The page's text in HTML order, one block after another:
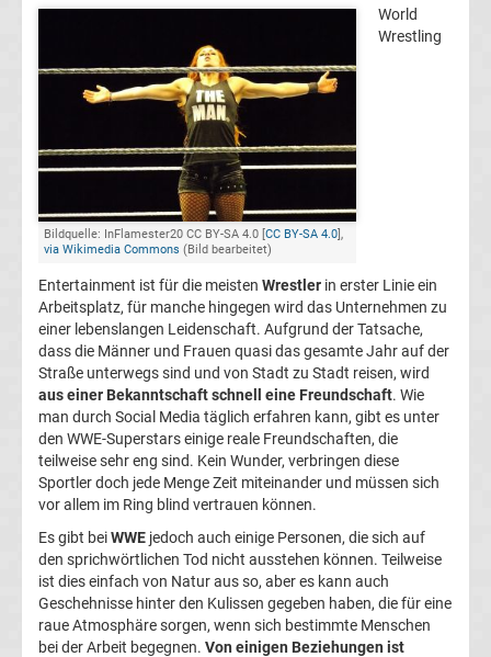
Top-
Bundesliga
Bundesliga
Ergebnisse
2.
Liga
Ergebnisse
Liga
Ergebnisse
Bildquelle: InFlamester20 CC BY-SA 4.0 [CC BY-SA 4.0],
via Wikimedia Commons (Bild bearbeitet)
World
Wrestling
Entertainment ist für die meisten Wrestler in erster Linie ein
Arbeitsplatz, für manche hingegen wird das Unternehmen zu
einer lebenslangen Leidenschaft. Aufgrund der Tatsache,
dass die Männer und Frauen quasi das gesamte Jahr auf der
Straße unterwegs sind und von Stadt zu Stadt reisen, wird
aus einer Bekanntschaft schnell eine Freundschaft. Wie
man durch Social Media täglich erfahren kann, gibt es unter
den WWE-Superstars einige reale Freundschaften, die
teilweise sehr eng sind. Kein Wunder, verbringen diese
Sportler doch jede Menge Zeit miteinander und müssen sich
vor allem im Ring blind vertrauen können.
Es gibt beiWWE jedoch auch einige Personen, die sich auf
den sprichwörtlichen Tod nicht ausstehen können. Teilweise
ist dies einfach von Natur aus so, aber es kann auch
Geschehnisse hinter den Kulissen gegeben haben, die für eine
raue Atmosphäre sorgen, wenn sich bestimmte Menschen
bei der Arbeit begegnen. Von einigen Beziehungen ist